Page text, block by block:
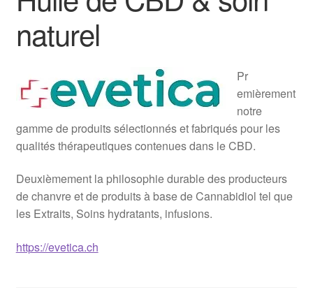
naturel
Pr
emièrement
notre
gamme de produits sélectionnés et fabriqués pour les
qualités thérapeutiques contenues dans le CBD.
Deuxièmement la philosophie durable des producteurs
de chanvre et de produits à base de Cannabidiol tel que
les Extraits, Soins hydratants, infusions.
https://evetica.ch